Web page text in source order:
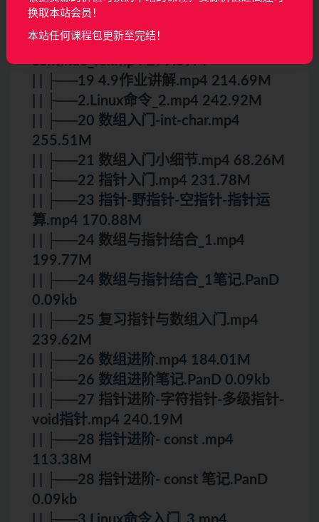
190.83M
| | ├──18 while_goto_breaK-
continue_for.mp4 279.69M
| | ├──19 4.9作业讲解.mp4 214.69M
| | ├──2.Linux命令_2.mp4 242.92M
| | ├──20 数组入门-int-char.mp4
255.51M
| | ├──21 数组入门小细节.mp4 68.26M
| | ├──22 指针入门.mp4 231.78M
| | ├──23 指针-野指针-空指针-指针运
算.mp4 170.88M
| | ├──24 数组与指针结合_1.mp4
199.77M
| | ├──24 数组与指针结合_1笔记.PanD
0.09kb
| | ├──25 复习指针与数组入门.mp4
239.62M
| | ├──26 数组进阶.mp4 184.01M
| | ├──26 数组进阶笔记.PanD 0.09kb
| | ├──27 指针进阶-字符指针-多级指针-
void指针.mp4 240.19M
| | ├──28 指针进阶- const .mp4
113.38M
| | ├──28 指针进阶- const 笔记.PanD
0.09kb
换取本站会员！
本站任何课程包更新至完结！